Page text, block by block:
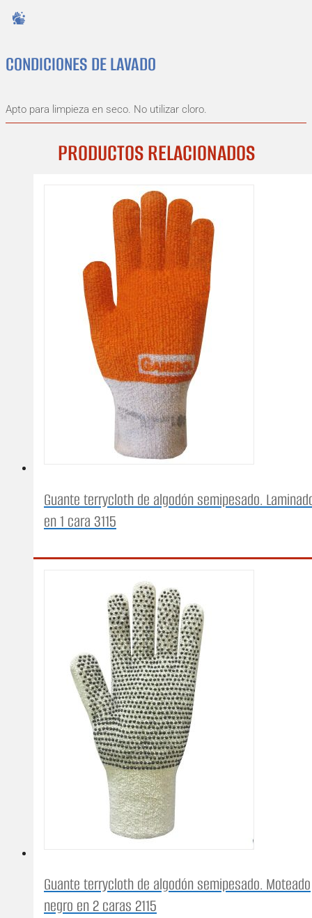
CONDICIONES DE LAVADO
Apto para limpieza en seco. No utilizar cloro.
PRODUCTOS RELACIONADOS
Guante terrycloth de algodón semipesado.
en 1 cara 3115
Guante terrycloth de algodón semipesado. Moteado
negro en 2 caras 2115